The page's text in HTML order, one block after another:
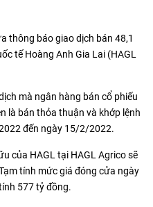
thông báo giao dịch bán 48,1
tế Hoàng Anh Gia Lai (HAGL
mà ngân hàng bán cổ phiếu
là bán thỏa thuận và khớp lệnh
đến ngày 15/2/2022.
của HAGL tại HAGL Agrico sẽ
tính mức giá đóng cửa ngày
577 tỷ đồng.